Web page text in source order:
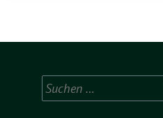
Suchen
nach: